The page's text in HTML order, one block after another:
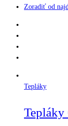
Zoradiť od
Tepláky
Tepláky